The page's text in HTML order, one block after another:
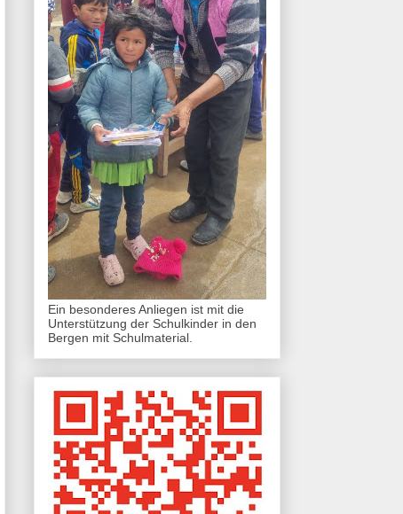
Ein besonderes Anliegen ist mit die
Unterstützung der Schulkinder in den
Bergen mit Schulmaterial.